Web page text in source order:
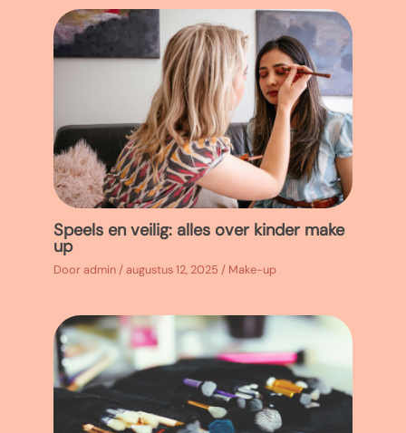
Speels en veilig: alles over kinder make
up
Dooradmin /augustus 12, 2025 / Make-up